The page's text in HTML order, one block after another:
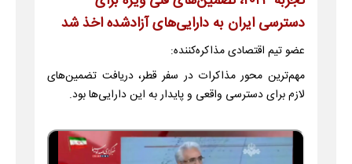
دسترسی ایران به دارایی‌های آزادشده اخذ شد
عضو تیم اقتصادی مذاکره‌کننده:
مهم‌ترین محور مذاکرات در سفر قطر، دریافت تضمین‌های
لازم برای دسترسی واقعی و پایدار به این دارایی‌ها بود.